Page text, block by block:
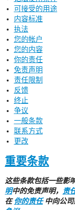
可接受的用途
内容标准
执法
您的帐户
您的内容
你的责任
免责声明
责任限制
反馈
终止
争议
一般条款
联系方式
更改
重要条款
这些条款包括一些影
明中的免责声明， 责
在你的责任中向公司